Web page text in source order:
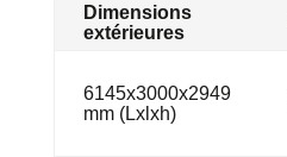
Dimensions
extérieures
6145x3000x2949
mm (Lxlxh)